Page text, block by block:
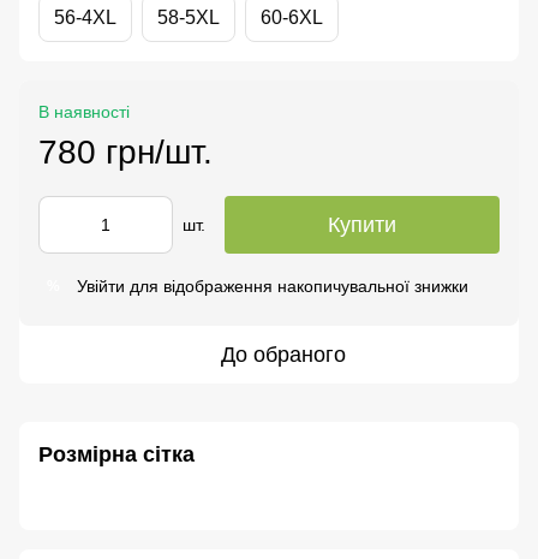
56-4XL 58-5XL 60-6XL
В наявності
780 грн/шт.
шт. Купити
Увійти для відображення накопичувальної знижки
До обраного
Розмірна сітка